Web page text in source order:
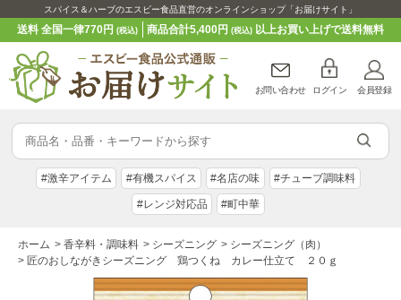
スパイス＆ハーブのエスビー食品直営のオンラインショップ「お届けサイト」
送料 全国一律770円(税込) 商品合計5,400円 (税込)以上お買い上げで送料無料
お問い合わせ ログイン 会員登録
#激辛アイテム #有機スパイス #名店の味 #チューブ調味料
#レンジ対応品 #町中華
ホーム > 香辛料・調味料 > シーズニング > シーズニング（肉）
> 匠のおしながきシーズニング 鶏つくね カレー仕立て ２０ｇ